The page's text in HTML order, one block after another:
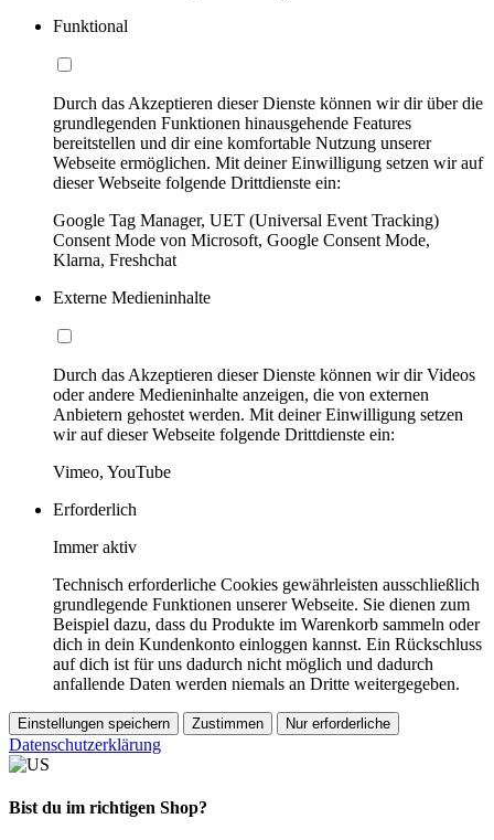
Funktional
Durch das Akzeptieren dieser Dienste können wir dir über die
grundlegenden Funktionen hinausgehende Features
bereitstellen und dir eine komfortable Nutzung unserer
Webseite ermöglichen. Mit deiner Einwilligung setzen wir auf
dieser Webseite folgende Drittdienste ein:
Google Tag Manager, UET (Universal Event Tracking)
Consent Mode von Microsoft, Google Consent Mode,
Klarna, Freshchat
Externe Medieninhalte
Durch das Akzeptieren dieser Dienste können wir dir Videos
oder andere Medieninhalte anzeigen, die von externen
Anbietern gehostet werden. Mit deiner Einwilligung setzen
wir auf dieser Webseite folgende Drittdienste ein:
Vimeo, YouTube
Erforderlich
Immer aktiv
Technisch erforderliche Cookies gewährleisten ausschließlich
grundlegende Funktionen unserer Webseite. Sie dienen zum
Beispiel dazu, dass du Produkte im Warenkorb sammeln oder
dich in dein Kundenkonto einloggen kannst. Ein Rückschluss
auf dich ist für uns dadurch nicht möglich und dadurch
anfallende Daten werden niemals an Dritte weitergegeben.
Einstellungen speichern Zustimmen Nur erforderliche
Datenschutzerklärung
Bist du im richtigen Shop?